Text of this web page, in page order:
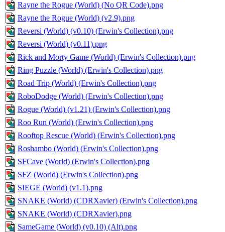
Rayne the Rogue (World) (No QR Code).png
Rayne the Rogue (World) (v2.9).png
Reversi (World) (v0.10) (Erwin's Collection).png
Reversi (World) (v0.11).png
Rick and Morty Game (World) (Erwin's Collection).png
Ring Puzzle (World) (Erwin's Collection).png
Road Trip (World) (Erwin's Collection).png
RoboDodge (World) (Erwin's Collection).png
Rogue (World) (v1.21) (Erwin's Collection).png
Roo Run (World) (Erwin's Collection).png
Rooftop Rescue (World) (Erwin's Collection).png
Roshambo (World) (Erwin's Collection).png
SFCave (World) (Erwin's Collection).png
SFZ (World) (Erwin's Collection).png
SIEGE (World) (v1.1).png
SNAKE (World) (CDRXavier) (Erwin's Collection).png
SNAKE (World) (CDRXavier).png
SameGame (World) (v0.10) (Alt).png